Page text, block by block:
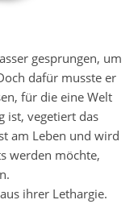
gesprungen, um
dafür musste er
für die eine Welt
ist, vegetiert das
am Leben und wird
werden möchte,
ihrer Lethargie.